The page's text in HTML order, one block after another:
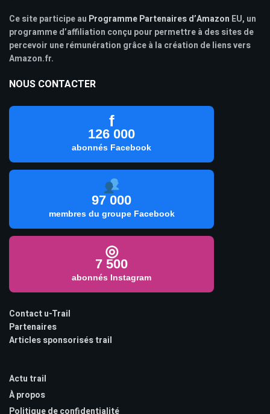
Ce site participe au Programme Partenaires d’Amazon EU, un
programme d’affiliation conçu pour permettre à des sites de
percevoir une rémunération grâce à la création de liens vers
Amazon.fr.
NOUS CONTACTER
f
126 000
abonnés Facebook
97 000
membres du groupe Facebook
◎
7 500
abonnés Instagram
Contact u-Trail
Partenaires
Articles sponsorisés trail
Actu trail
À propos
Politique de confidentialité